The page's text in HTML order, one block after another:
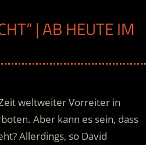
| AB HEUTE IM
weltweiter Vorreiter in
Aber kann es sein, dass
Allerdings, so David